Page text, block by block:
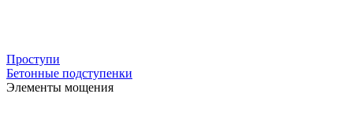
Проступи
Бетонные подступенки
Элементы мощения